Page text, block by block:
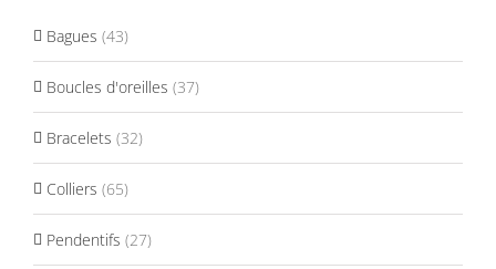
Bagues (43)
Boucles d'oreilles (37)
Bracelets (32)
Colliers (65)
Pendentifs (27)